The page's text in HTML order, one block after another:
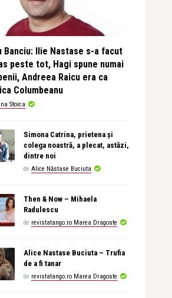
Banciu: Ilie Nastase s-a facut
peste tot, Hagi spune numai
Andreea Raicu era ca
Columbeanu
Stoica
Simona Catrina, prietena și
colega noastră, a plecat, astăzi,
dintre noi
de Alice Năstase Buciuta
Then & Now – Mihaela
Radulescu
de revistatango.ro Marea Dragoste
Alice Nastase Buciuta – Trufia
de a fi tanar
de revistatango.ro Marea Dragoste